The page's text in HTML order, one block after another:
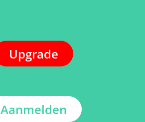
Upgrade
Aanmelden